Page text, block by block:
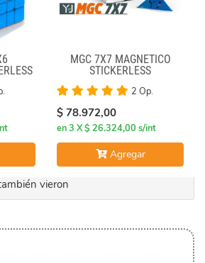
MGC 7X7 MAGNÉTICO
STICKERLESS
2 Op.
$ 78.972,00
en 3 X $ 26.324,00 s/int
Agregar
vieron